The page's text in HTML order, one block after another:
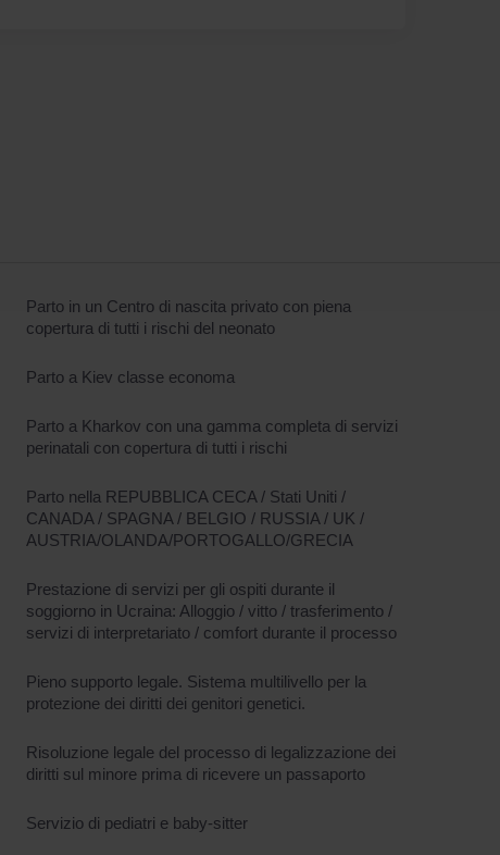
Parto in un Centro di nascita privato con piena
copertura di tutti i rischi del neonato
Parto a Kiev classe economa
Parto a Kharkov con una gamma completa di servizi
perinatali con copertura di tutti i rischi
Parto nella REPUBBLICA CECA / Stati Uniti /
CANADA / SPAGNA / BELGIO / RUSSIA / UK /
AUSTRIA/OLANDA/PORTOGALLO/GRECIA
Prestazione di servizi per gli ospiti durante il
soggiorno in Ucraina: Alloggio / vitto / trasferimento /
servizi di interpretariato / comfort durante il processo
Pieno supporto legale. Sistema multilivello per la
protezione dei diritti dei genitori genetici.
Risoluzione legale del processo di legalizzazione dei
diritti sul minore prima di ricevere un passaporto
Servizio di pediatri e baby-sitter